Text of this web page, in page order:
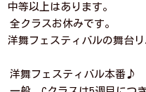
上はあります。
クラスお休みです。
スティバルの舞台リハ
舞フェスティバル本番♪